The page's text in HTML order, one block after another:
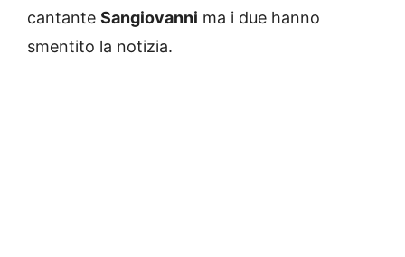
cantante Sangiovanni ma i due hanno
smentito la notizia.